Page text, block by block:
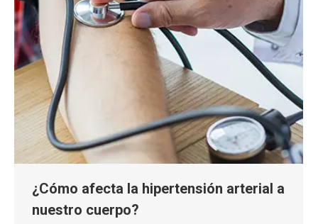
¿Cómo afecta la hipertensión arterial a
nuestro cuerpo?